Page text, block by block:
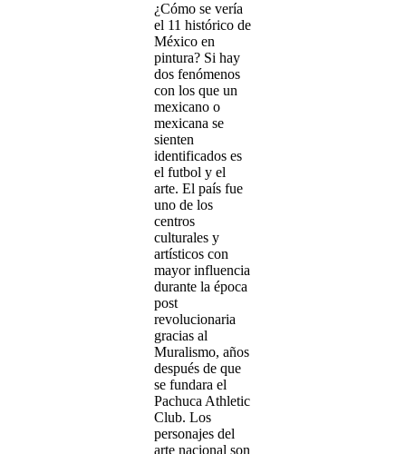
¿Cómo se vería
el 11 histórico de
México en
pintura? Si hay
dos fenómenos
con los que un
mexicano o
mexicana se
sienten
identificados es
el futbol y el
arte. El país fue
uno de los
centros
culturales y
artísticos con
mayor influencia
durante la época
post
revolucionaria
gracias al
Muralismo, años
después de que
se fundara el
Pachuca Athletic
Club. Los
personajes del
arte nacional son